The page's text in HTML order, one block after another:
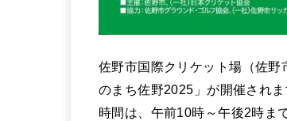
佐野市国際クリケット場（佐
のまち佐野2025」が開催されま
時間は、午前10時～午後2時ま